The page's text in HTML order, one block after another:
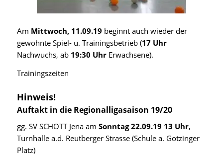
Am Mittwoch, 11.09.19 beginnt auch wieder der
gewohnte Spiel- u. Trainingsbetrieb (17 Uhr
Nachwuchs, ab 19:30 UhrErwachsene).
Trainingszeiten
Hinweis!
Auftakt in die Regionalligasaison 19/20
gg. SV SCHOTT Jena am Sonntag 22.09.19 13 Uhr,
Turnhalle a.d. Reutberger Strasse (Schule a. Gotzinger
Platz)